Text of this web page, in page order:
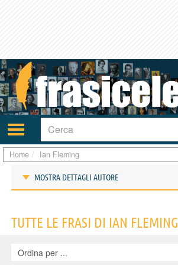
Attiva/disattiva
navigazione
Home Ian Fleming
MOSTRA DETTAGLI AUTORE
TUTTE LE FRASI DI IAN FLEMING